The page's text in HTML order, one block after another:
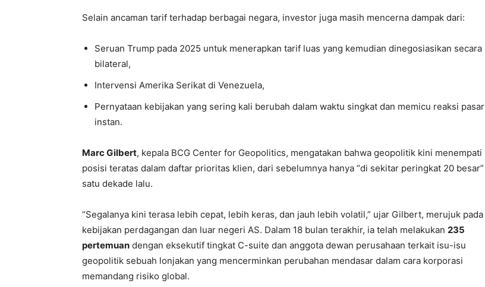
Selain ancaman tarif terhadap berbagai negara, investor juga masih mencerna dampak dari:
Seruan Trump pada 2025 untuk menerapkan tarif luas yang kemudian dinegosiasikan secara
bilateral,
Intervensi Amerika Serikat di Venezuela,
Pernyataan kebijakan yang sering kali berubah dalam waktu singkat dan memicu reaksi pasar
instan.
Marc Gilbert, kepala BCG Center for Geopolitics, mengatakan bahwa geopolitik kini menempati
posisi teratas dalam daftar prioritas klien, dari sebelumnya hanya “di sekitar peringkat 20 besar”
satu dekade lalu.
“Segalanya kini terasa lebih cepat, lebih keras, dan jauh lebih volatil,” ujar Gilbert, merujuk pada
kebijakan perdagangan dan luar negeri AS. Dalam 18 bulan terakhir, ia telah melakukan 235
pertemuan dengan eksekutif tingkat C-suite dan anggota dewan perusahaan terkait isu-isu
geopolitik sebuah lonjakan yang mencerminkan perubahan mendasar dalam cara korporasi
memandang risiko global.